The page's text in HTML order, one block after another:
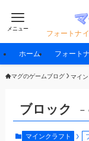
フォートナ
メニュー
ホーム フォート
マグのゲームブログ マイ
ブロック –
マインクラフト